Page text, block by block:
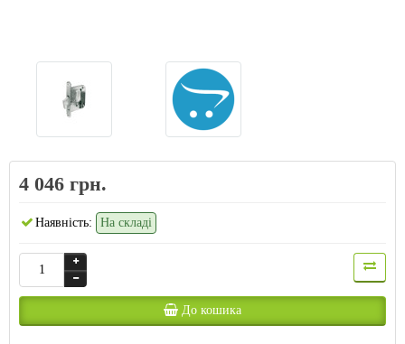
4 046 грн.
Наявність: На складі
До кошика